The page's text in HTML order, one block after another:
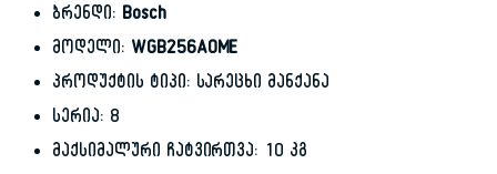
ბრენდი: Bosch
მოდელი: WGB256A0ME
პროდუქტის ტიპი: სარეცხი მანქანა
სერია: 8
მაქსიმალური ჩატვირთვა: 10 კგ